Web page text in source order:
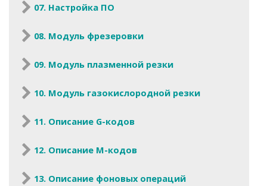
07. Настройка ПО
08. Модуль фрезеровки
09. Модуль плазменной резки
10. Модуль газокислородной резки
11. Описание G-кодов
12. Описание M-кодов
13. Описание фоновых операций